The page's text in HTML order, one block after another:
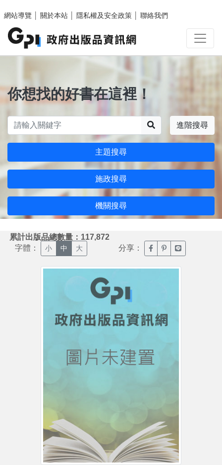
網站導覽
關於本站 隱私權及安全政策 聯絡我們
你想找的好書在這裡！
進階搜尋
主題搜尋
施政搜尋
機關搜尋
累計出版品總數量：117,872
字體： 小 中 大 分享： 臉書分享(另開新視窗)
噗浪分享(另開新
Line分享(另